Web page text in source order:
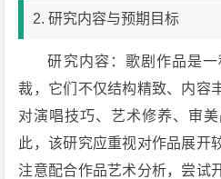
2. 研究内容与预期目标
研究内容：歌剧作品是
裁，它们不仅结构精致、内容
对演唱技巧、艺术修养、审
此，该研究应重视对作品展开
注意配合作品艺术分析，尝试